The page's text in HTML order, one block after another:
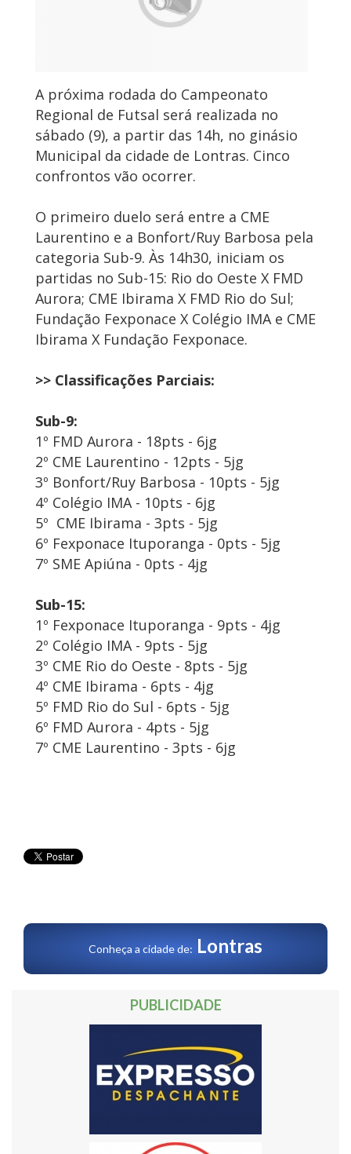
A próxima rodada do Campeonato
Regional de Futsal será realizada no
sábado (9), a partir das 14h, no ginásio
Municipal da cidade de Lontras. Cinco
confrontos vão ocorrer.
O primeiro duelo será entre a CME
Laurentino e a Bonfort/Ruy Barbosa pela
categoria Sub-9. Às 14h30, iniciam os
partidas no Sub-15: Rio do Oeste X FMD
Aurora; CME Ibirama X FMD Rio do Sul;
Fundação Fexponace X Colégio IMA e CME
Ibirama X Fundação Fexponace.
>> Classificações Parciais:
Sub-9:
1º FMD Aurora - 18pts - 6jg
2º CME Laurentino - 12pts - 5jg
3º Bonfort/Ruy Barbosa - 10pts - 5jg
4º Colégio IMA - 10pts - 6jg
5º CME Ibirama - 3pts - 5jg
6º Fexponace Ituporanga - 0pts - 5jg
7º SME Apiúna - 0pts - 4jg
Sub-15:
1º Fexponace Ituporanga - 9pts - 4jg
2º Colégio IMA - 9pts - 5jg
3º CME Rio do Oeste - 8pts - 5jg
4º CME Ibirama - 6pts - 4jg
5º FMD Rio do Sul - 6pts - 5jg
6º FMD Aurora - 4pts - 5jg
7º CME Laurentino - 3pts - 6jg
Conheça a cidade de: Lontras
PUBLICIDADE